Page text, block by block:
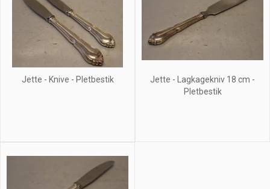
Jette - Knive - Pletbestik
Jette - Lagkagekniv 18 cm -
Pletbestik